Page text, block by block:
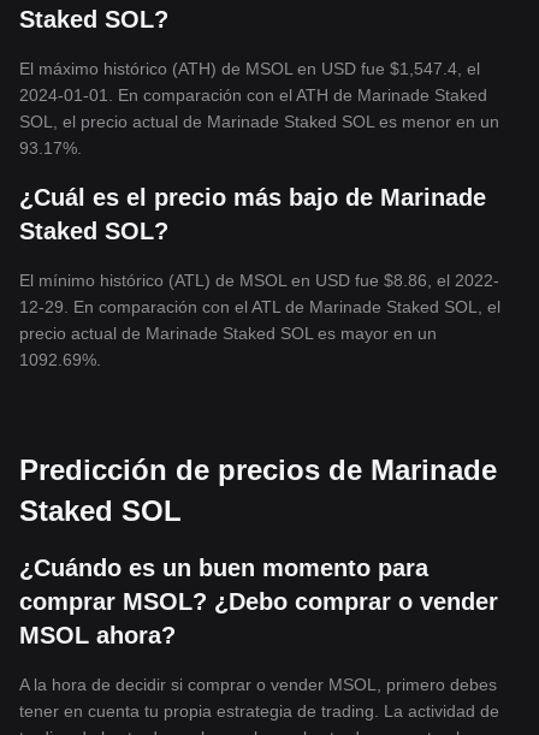
Staked SOL?
El máximo histórico (ATH) de MSOL en USD fue $1,547.4, el
2024-01-01. En comparación con el ATH de Marinade Staked
SOL, el precio actual de Marinade Staked SOL es menor en un
93.17%.
¿Cuál es el precio más bajo de Marinade
Staked SOL?
El mínimo histórico (ATL) de MSOL en USD fue $8.86, el 2022-
12-29. En comparación con el ATL de Marinade Staked SOL, el
precio actual de Marinade Staked SOL es mayor en un
1092.69%.
Predicción de precios de Marinade
Staked SOL
¿Cuándo es un buen momento para
comprar MSOL? ¿Debo comprar o vender
MSOL ahora?
A la hora de decidir si comprar o vender MSOL, primero debes
tener en cuenta tu propia estrategia de trading. La actividad de